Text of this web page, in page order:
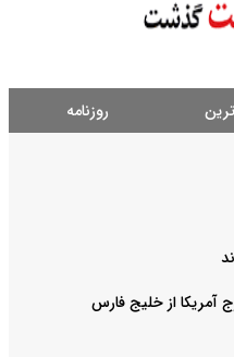
روزنامه
آمریکا از خلیج فارس